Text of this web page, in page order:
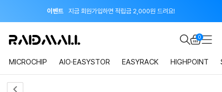
이벤트 지금 회원가입하면 적립금 2,000원 드려요!
공지 0
MICROCHIP AIO·EASYSTOR EASYRACK HIGHPOINT